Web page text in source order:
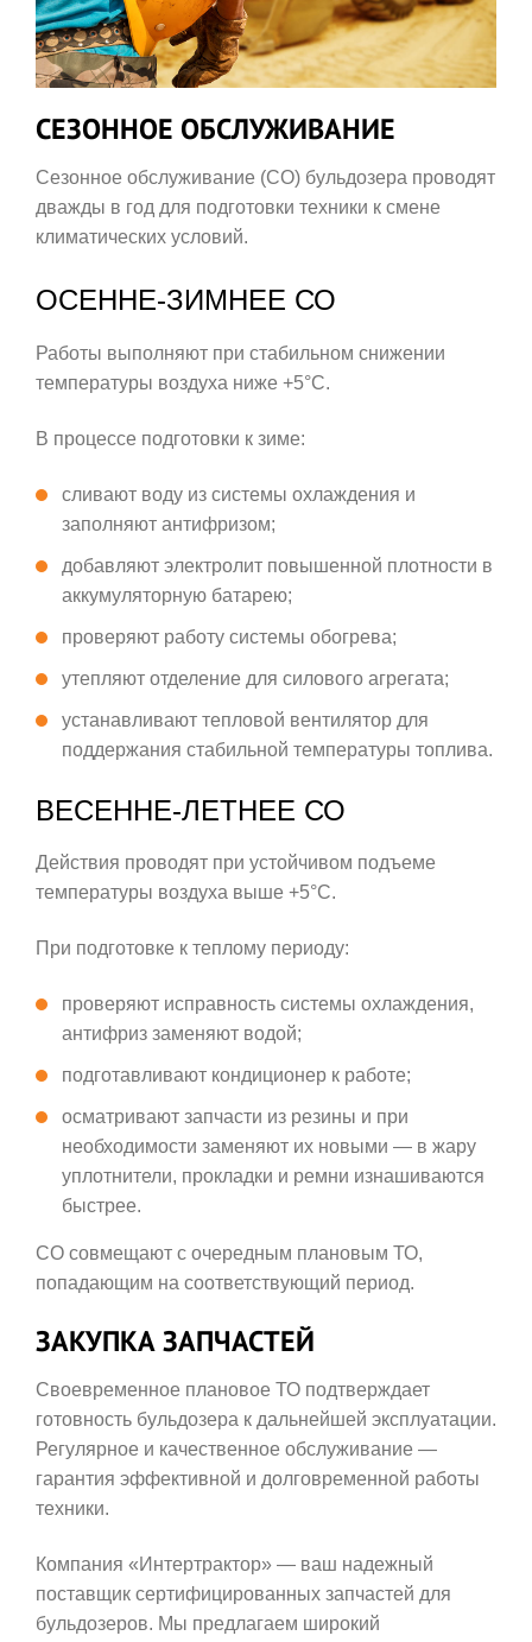
СЕЗОННОЕ ОБСЛУЖИВАНИЕ
Сезонное обслуживание (СО) бульдозера проводят
дважды в год для подготовки техники к смене
климатических условий.
ОСЕННЕ-ЗИМНЕЕ СО
Работы выполняют при стабильном снижении
температуры воздуха ниже +5°С.
В процессе подготовки к зиме:
сливают воду из системы охлаждения и
заполняют антифризом;
добавляют электролит повышенной плотности в
аккумуляторную батарею;
проверяют работу системы обогрева;
утепляют отделение для силового агрегата;
устанавливают тепловой вентилятор для
поддержания стабильной температуры топлива.
ВЕСЕННЕ-ЛЕТНЕЕ СО
Действия проводят при устойчивом подъеме
температуры воздуха выше +5°С.
При подготовке к теплому периоду:
проверяют исправность системы охлаждения,
антифриз заменяют водой;
подготавливают кондиционер к работе;
осматривают запчасти из резины и при
необходимости заменяют их новыми — в жару
уплотнители, прокладки и ремни изнашиваются
быстрее.
СО совмещают с очередным плановым ТО,
попадающим на соответствующий период.
ЗАКУПКА ЗАПЧАСТЕЙ
Своевременное плановое ТО подтверждает
готовность бульдозера к дальнейшей эксплуатации.
Регулярное и качественное обслуживание —
гарантия эффективной и долговременной работы
техники.
Компания «Интертрактор» — ваш надежный
поставщик сертифицированных запчастей для
бульдозеров. Мы предлагаем широкий